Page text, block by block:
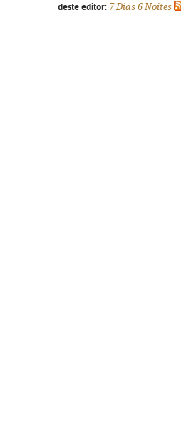
deste editor: 7 Dias 6 Noites